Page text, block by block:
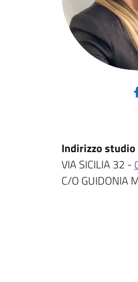
Indirizzo studio
VIA SICILIA 32 -
C/O GUIDONIA